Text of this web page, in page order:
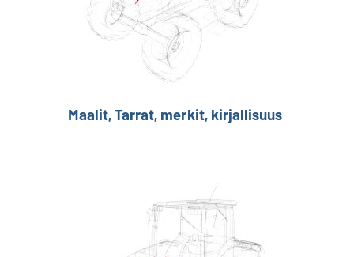
Maalit, Tarrat, merkit, kirjallisuus